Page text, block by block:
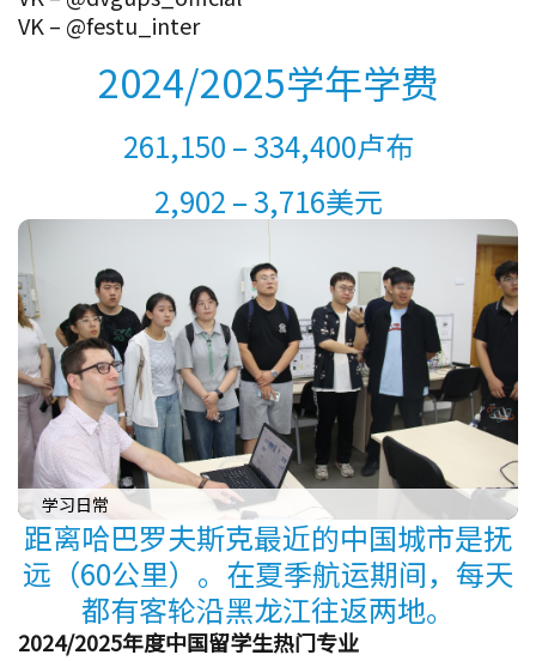
VK – @festu_inter
2024/2025学年学费
261,150 – 334,400卢布
2,902 – 3,716美元
学习日常
距离哈巴罗夫斯克最近的中国城市是抚
远（60公里）。在夏季航运期间，每天
都有客轮沿黑龙江往返两地。
2024/2025年度中国留学生热门专业